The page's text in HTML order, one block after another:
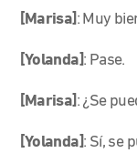
[Marisa] : Muy
[Yolanda]: Pase.
[Marisa] : ¿Se
[Yolanda]: Sí, se